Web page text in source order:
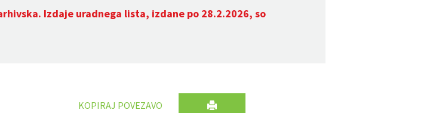
Izdaje uradnega lista, izdane po 28.2.2026, so
KOPIRAJ POVEZAVO